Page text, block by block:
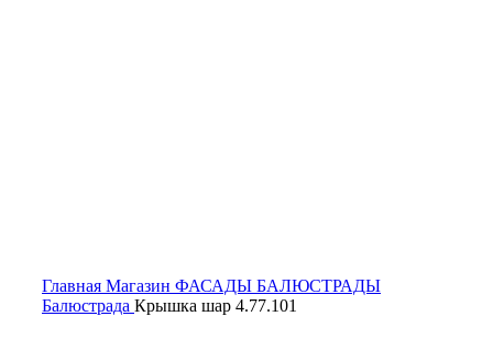
Главная Магазин ФАСАДЫ БАЛЮСТРАДЫ
Балюстрада Крышка шар 4.77.101